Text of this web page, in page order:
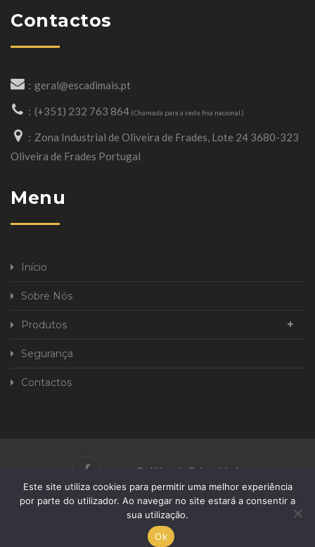
Contactos
geral@escadimais.pt
(+351) 232 763 864 (Chamada para a rede fixa nacional.)
Zona Industrial de Oliveira de Frades, Lote 24 3680-323
Oliveira de Frades Portugal
Menu
Início
Sobre Nós
Produtos
Segurança
Contactos
Política de Privacidade
Livro de Reclamações
Desenvolvido Por
Este site utiliza cookies para permitir uma melhor experiência
por parte do utilizador. Ao navegar no site estará a consentir a
sua utilização.
Ok